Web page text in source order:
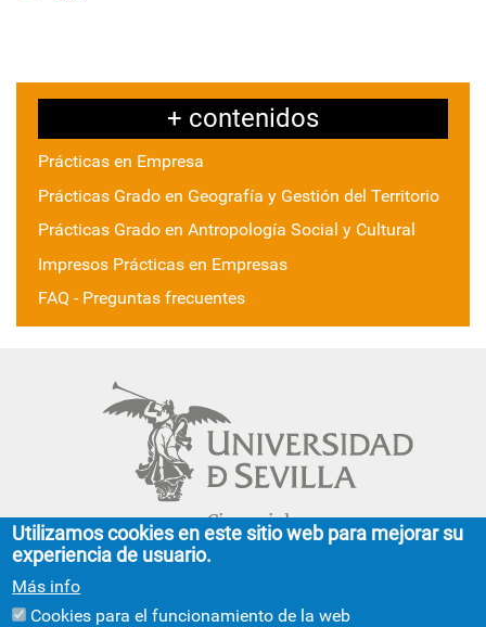
+ contenidos
Prácticas en Empresa
Prácticas Grado en Geografía y Gestión del Territorio
Prácticas Grado en Antropología Social y Cultural
Impresos Prácticas en Empresas
FAQ - Preguntas frecuentes
Cinco siglos
impulsando el
conocimiento
Utilizamos cookies en este sitio web para mejorar su
experiencia de usuario.
Más info
Cookies para el funcionamiento de la web